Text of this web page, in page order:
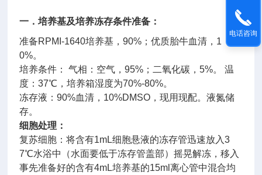
一．培养基及培养冻存条件准备：
准备RPMI-1640培养基，90% ；优质胎牛血清， 1
0%。
培养条件：
气相：空气，95% ；二氧化碳，5%。
温
度：37℃，培养箱湿度为70%-80%。
冻存液：90%血清， 10%DMSO ，现用现配。液氮储
存。
细胞处理：
复苏细胞：将含有1mL细胞悬液的冻存管迅速放入3
7℃水浴中（水面要低于冻存管盖部）摇晃解冻，移入
事先准备好的含有4mL培养基的15ml离心管中混合均
电话咨询